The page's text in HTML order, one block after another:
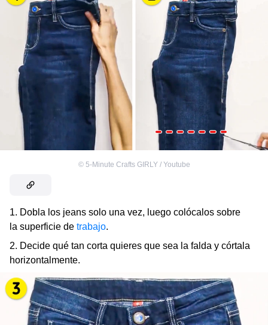
© 5-Minute Crafts GIRLY / Youtube
1. Dobla los jeans solo una vez, luego colócalos sobre
la superficie de trabajo.
2. Decide qué tan corta quieres que sea la falda y córtala
horizontalmente.